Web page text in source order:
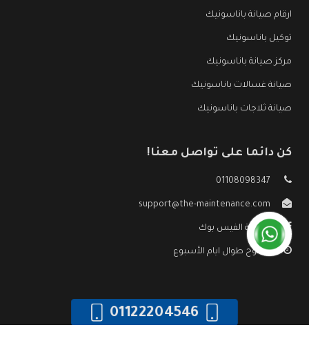
ارقام صيانة باناسونيك
توكيل باناسونيك
مركز صيانة باناسونيك
صيانة غسالات باناسونيك
صيانة ثلاجات باناسونيك
كن دائما على تواصل معنا!
01108098347
support@the-maintenance.com
صفحة الفيس بوك
مفتوح طوال ايام الأسبوع
01122204546